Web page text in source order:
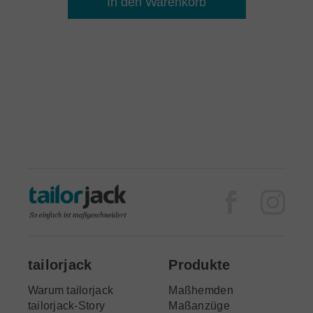
tailorjack
Warum tailorjack
tailorjack-Story
Produkte
Maßhemden
Maßanzüge